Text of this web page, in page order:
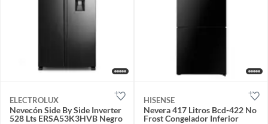
ELECTROLUX
Nevecón Side By Side Inverter
528 Lts ERSA53K3HVB Negro
HISENSE
Nevera 417 Litros Bcd-422 No
Frost Congelador Inferior